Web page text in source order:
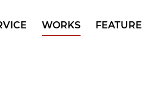
WORKS FEATURE